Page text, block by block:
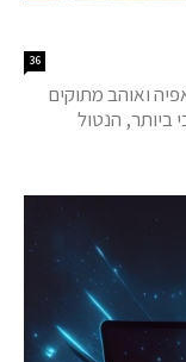
36
ואוהב מתוקים
ביותר, הנטול